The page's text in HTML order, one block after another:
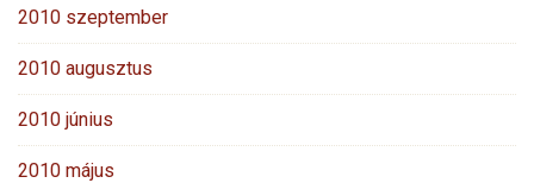
2010 szeptember
2010 augusztus
2010 június
2010 május